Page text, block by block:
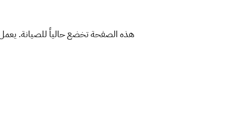
هذه الصفحة تخضع حالياً للصيانة.